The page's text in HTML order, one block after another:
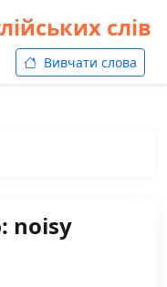
слів
Вивчати слова
noisy